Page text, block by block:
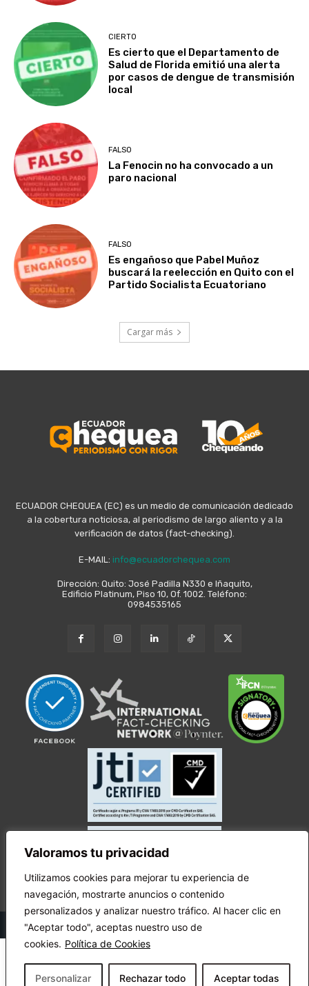
Valoramos tu privacidad
Utilizamos cookies para mejorar tu experiencia de
navegación, mostrarte anuncios o contenido
personalizados y analizar nuestro tráfico. Al hacer clic en
"Aceptar todo", aceptas nuestro uso de
cookies. Política de Cookies
Personalizar Rechazar todo Aceptar todas
CIERTO
Es cierto que el Departamento de
Salud de Florida emitió una alerta
por casos de dengue de transmisión
local
FALSO
La Fenocin no ha convocado a un
paro nacional
FALSO
Es engañoso que Pabel Muñoz
buscará la reelección en Quito con el
Partido Socialista Ecuatoriano
Cargar más
ECUADOR CHEQUEA (EC) es un medio de comunicación dedicado
a la cobertura noticiosa, al periodismo de largo aliento y a la
verificación de datos (fact-checking).
E-MAIL: info@ecuadorchequea.com
Dirección: Quito: José Padilla N330 e Iñaquito,
Edificio Platinum, Piso 10, Of. 1002. Teléfono:
0984535165
© Copyright Ecuador Chequea 2025.
¡Apóyanos!